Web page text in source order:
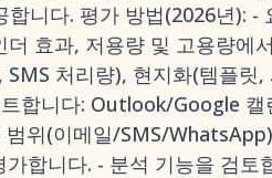
니다. 평가 방법(2026년):
효과, 저용량 및 고용량에
처리량), 현지화(템플
합니다: Outlook/Google
위(이메일/SMS/
합니다. - 분석 기능을 검